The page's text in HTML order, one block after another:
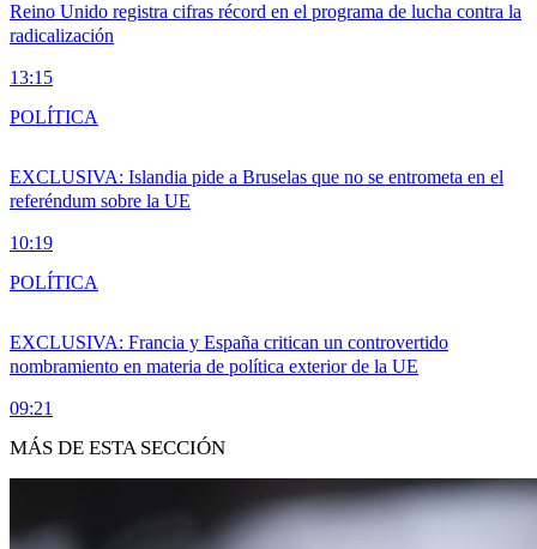
Reino Unido registra cifras récord en el programa de lucha contra la
radicalización
13:15
EXCLUSIVA: Islandia pide a Bruselas que no se entrometa en el
referéndum sobre la UE
10:19
POLÍTICA
EXCLUSIVA: Francia y España critican un controvertido
nombramiento en materia de política exterior de la UE
09:21
POLÍTICA
MÁS DE ESTA SECCIÓN